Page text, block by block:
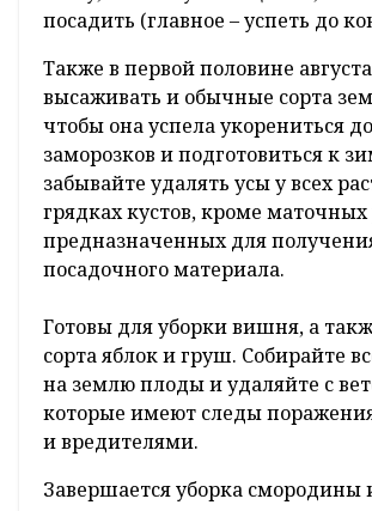
посадить (главное – успеть до
Также в первой половине
высаживать и обычные сорта
чтобы она успела укорениться
заморозков и подготовиться к
забывайте удалять усы у всех
грядках кустов, кроме
предназначенных для
посадочного материала.
Готовы для уборки вишня, а
сорта яблок и груш. Собирайте
на землю плоды и удаляйте с
которые имеют следы
и вредителями.
Завершается уборка смородины